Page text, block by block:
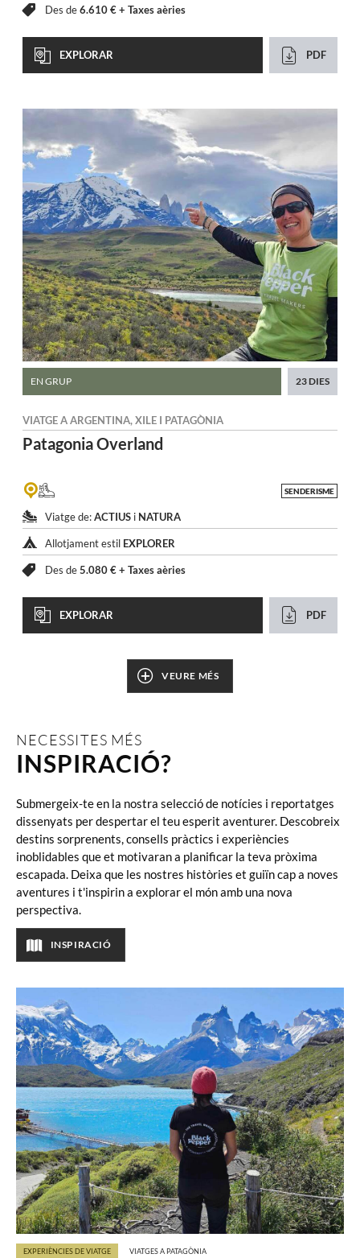
Des de6.610 € + Taxes aèries
EXPLORAR PDF
PatagoniaOverland
VIATGE AARGENTINA, XILE I PATAGÒNIA
EN GRUP 23 DIES
SENDERISME
Viatge de:ACTIUS i NATURA
Allotjament estil EXPLORER
Des de5.080 € + Taxes aèries
EXPLORAR PDF
VEURE MÉS
NECESSITES MÉS
INSPIRACIÓ?
Submergeix-te en la nostra selecció de notícies i reportatges
dissenyats per despertar el teu esperit aventurer. Descobreix
destins sorprenents, consells pràctics i experiències
inoblidables que et motivaran a planificar la teva pròxima
escapada. Deixa que les nostres històries et guiïn cap a noves
aventures i t'inspirin a explorar el món amb una nova
perspectiva.
INSPIRACIÓ
EXPERIÈNCIES DE VIATGE VIATGES A PATAGÒNIA